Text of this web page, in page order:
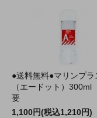
●送料無料●マリンプラ
（エードット）
要
1,100円(税込1,210円)